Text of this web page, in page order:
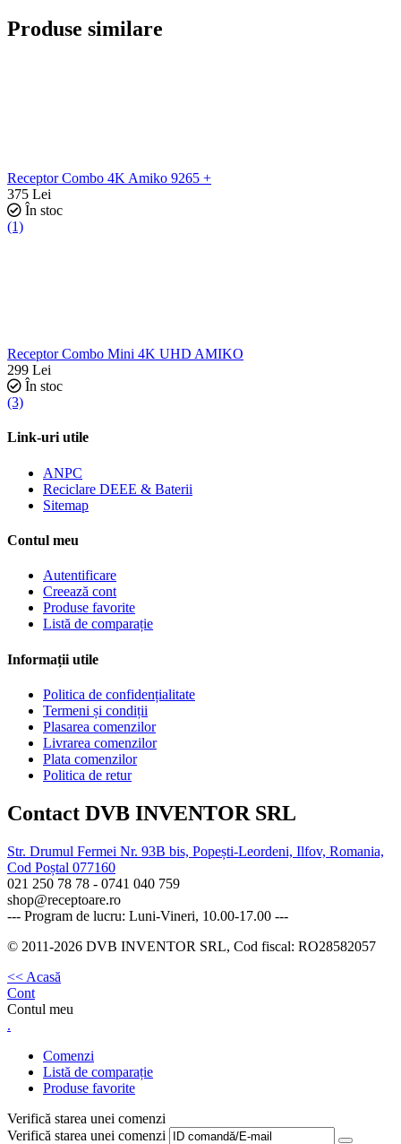
Produse similare
Receptor Combo 4K Amiko 9265 +
375 Lei
În stoc
(1)
Receptor Combo Mini 4K UHD AMIKO
299 Lei
În stoc
(3)
Link-uri utile
ANPC
Reciclare DEEE & Baterii
Sitemap
Contul meu
Autentificare
Creează cont
Produse favorite
Listă de comparație
Informații utile
Politica de confidențialitate
Termeni și condiții
Plasarea comenzilor
Livrarea comenzilor
Plata comenzilor
Politica de retur
Contact DVB INVENTOR SRL
Str. Drumul Fermei Nr. 93B bis, Popești-Leordeni, Ilfov, Romania,
Cod Poștal 077160
021 250 78 78 - 0741 040 759
shop@receptoare.ro
--- Program de lucru: Luni-Vineri, 10.00-17.00 ---
© 2011-2026 DVB INVENTOR SRL, Cod fiscal: RO28582057
<< Acasă
Cont
Contul meu
.
Comenzi
Listă de comparație
Produse favorite
Verifică starea unei comenzi
Verifică starea unei comenzi